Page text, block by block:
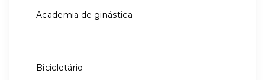
Academia de ginástica
Bicicletário